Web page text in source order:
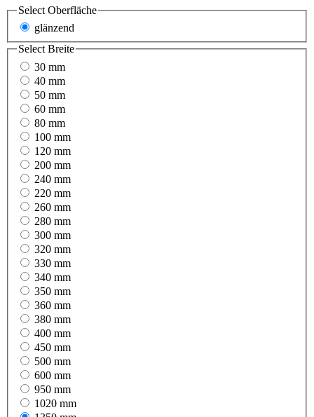
Select Oberfläche
glänzend
SelectBreite
30 mm
40 mm
50 mm
60 mm
80 mm
100 mm
120 mm
200 mm
240 mm
220 mm
260 mm
280 mm
300 mm
320 mm
330 mm
340 mm
350 mm
360 mm
380 mm
400 mm
450 mm
500 mm
600 mm
950 mm
1020 mm